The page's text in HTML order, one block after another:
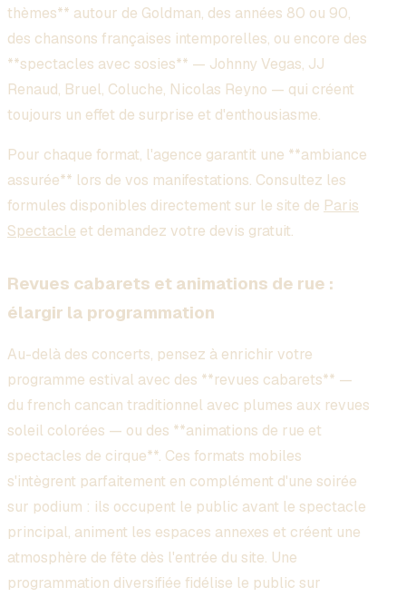
thèmes** autour de Goldman, des années 80 ou 90,
des chansons françaises intemporelles, ou encore des
**spectacles avec sosies** — Johnny Vegas, JJ
Renaud, Bruel, Coluche, Nicolas Reyno — qui créent
toujours un effet de surprise et d'enthousiasme.
Pour chaque format, l'agence garantit une **ambiance
assurée** lors de vos manifestations. Consultez les
formules disponibles directement sur le site de Paris
Spectacle et demandez votre devis gratuit.
Revues cabarets et animations de rue :
élargir la programmation
Au-delà des concerts, pensez à enrichir votre
programme estival avec des **revues cabarets** —
du french cancan traditionnel avec plumes aux revues
soleil colorées — ou des **animations de rue et
spectacles de cirque**. Ces formats mobiles
s'intègrent parfaitement en complément d'une soirée
sur podium : ils occupent le public avant le spectacle
principal, animent les espaces annexes et créent une
atmosphère de fête dès l'entrée du site. Une
programmation diversifiée fidélise le public sur